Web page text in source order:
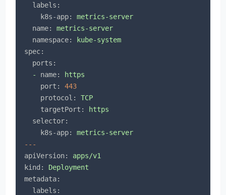
labels:
k8s-app:
metrics-server
name:
metrics-server
namespace:
kube-system
spec:
ports:
-
name:
https
port:
443
protocol:
TCP
targetPort:
https
selector:
k8s-app:
metrics-server
---
apiVersion:
apps/v1
kind:
Deployment
metadata:
labels: